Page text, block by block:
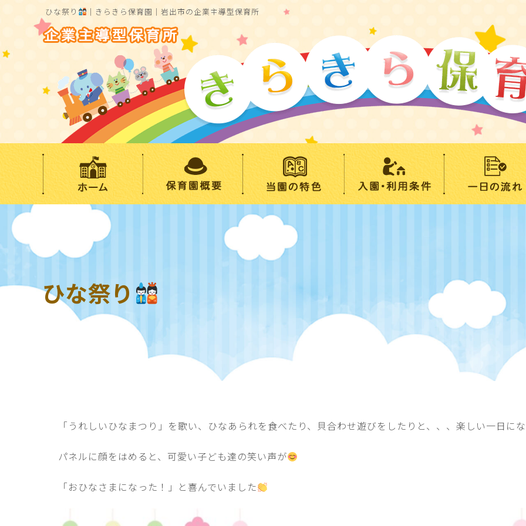
ひな祭り ｜きらきら保育園｜岩出市の企業主導型保育所
ひな祭り
「うれしいひなまつり」を歌い、ひなあられを食べたり、貝合わせ遊びをしたりと、、、楽しい一日に
パネルに顔をはめると、可愛い子ども達の笑い声が
「おひなさまになった！」と喜んでいました